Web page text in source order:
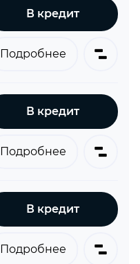
В кредит
Подробнее
В кредит
Подробнее
В кредит
Подробнее